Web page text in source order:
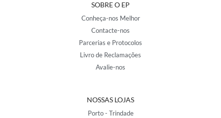
SOBRE O EP
Conheça-nos Melhor
Contacte-nos
Parcerias e Protocolos
Livro de Reclamações
Avalie-nos
NOSSAS LOJAS
Porto - Trindade